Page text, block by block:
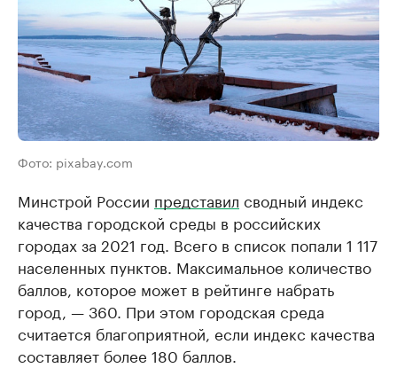
Фото: pixabay.com
Минстрой России представил сводный индекс
качества городской среды в российских
городах за 2021 год. Всего в список попали 1 117
населенных пунктов. Максимальное количество
баллов, которое может в рейтинге набрать
город, — 360. При этом городская среда
считается благоприятной, если индекс качества
составляет более 180 баллов.